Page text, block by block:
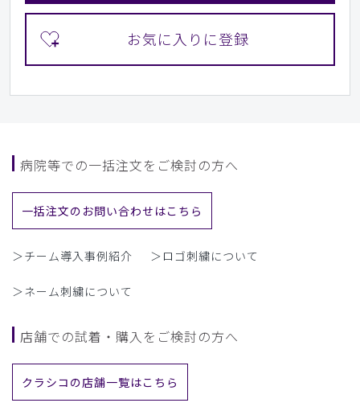
病院等での一括注文をご検討の方へ
一括注文のお問い合わせはこちら
＞チーム導入事例紹介 ＞ロゴ刺繍について
＞ネーム刺繍について
店舗での試着・購入をご検討の方へ
クラシコの店舗一覧はこちら